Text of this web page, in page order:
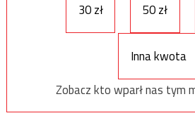
30 zł 50 zł
Inna kwota
Zobacz kto wparł nas tym